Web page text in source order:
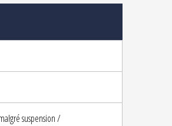
suspension /